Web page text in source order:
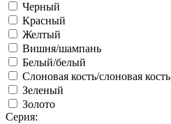
Черный
Красный
Желтый
Вишня/шампань
Белый/белый
Слоновая кость/слоновая кость
Зеленый
Золото
Серия: